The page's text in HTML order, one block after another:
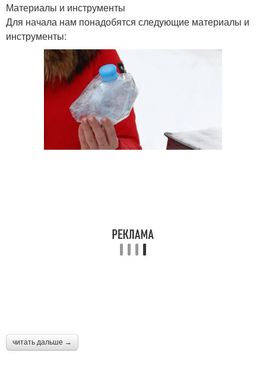
Материалы и инструменты
Для начала нам понадобятся следующие материалы и
инструменты:
читать дальше →